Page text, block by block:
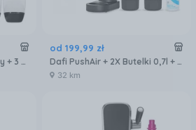
Sodastream Terra Czarny + 3 Butelki 1012813481
od 199,99 zł
Dafi PushAir + 2X Butelki 0,7l + Nabój CO2 Czarny
32 km